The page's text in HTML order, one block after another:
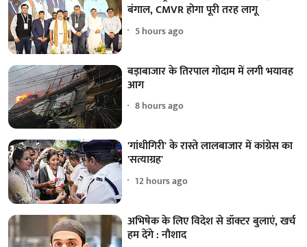
बंगाल, CMVR होगा पूरी तरह लागू
5 hours ago
बड़ाबाजार के तिरपाल गोदाम में लगी भयावह
आग
8 hours ago
'गांधीगिरी' के रास्ते लालबाजार में कांग्रेस का
'सत्याग्रह'
12 hours ago
अभिषेक के लिए विदेश से डॉक्टर बुलाएं, खर्च
हम देंगे : नौशाद